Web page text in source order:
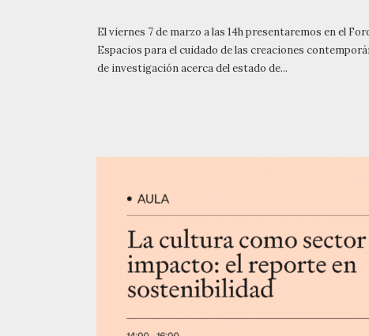
El viernes 7 de marzo a las 14h presentaremos en el
Espacios para el cuidado de las creaciones
de investigación acerca del estado de...